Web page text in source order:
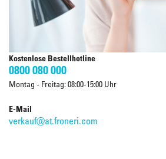
Kostenlose Bestellhotline
0800 080 000
Montag - Freitag: 08:00-15:00 Uhr
E-Mail
verkauf@at.froneri.com